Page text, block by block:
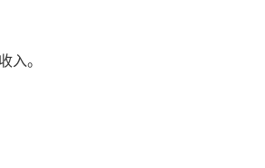
入。